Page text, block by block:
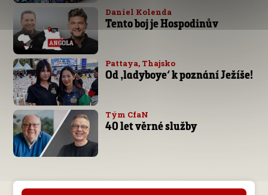
Daniel Kolenda
Tento boj je Hospodinův
Pattaya, Thajsko
Od ‚ladyboye‘ k poznání Ježíše!
Tým CfaN
40 let věrné služby